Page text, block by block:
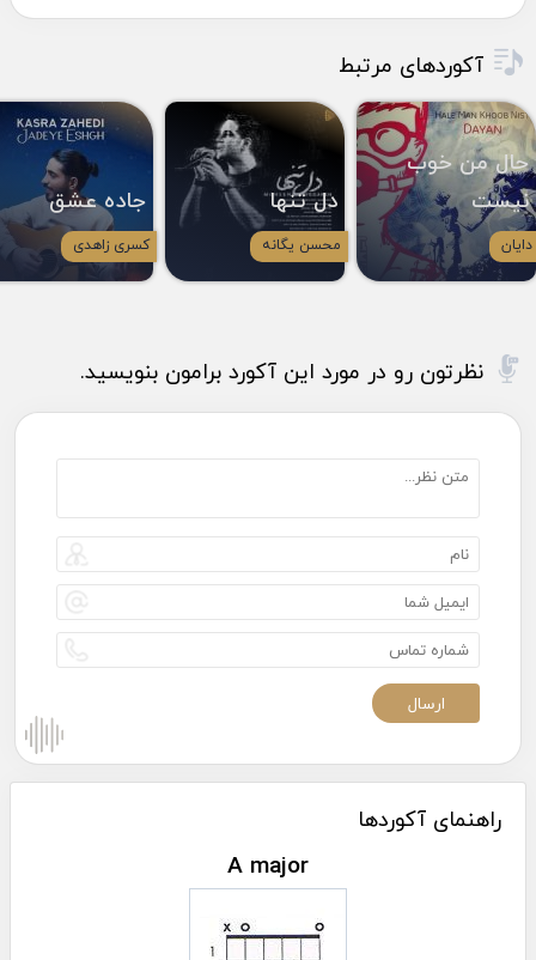
آکوردهای مرتبط
حال من خوب
نیست
دایان
دل تنها
محسن یگانه
جاده عشق
کسری زاهدی
نظرتون رو در مورد این آکورد برامون بنویسید.
راهنمای آکوردها
A major